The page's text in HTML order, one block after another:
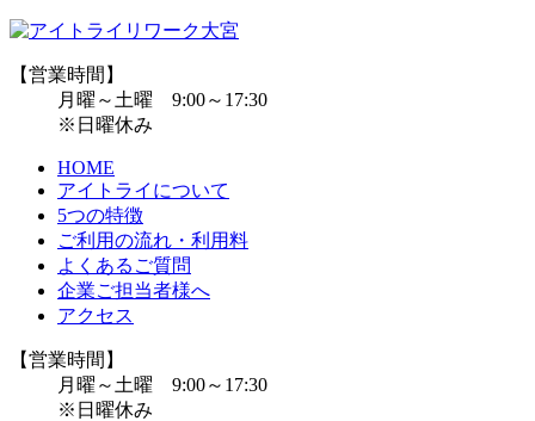
【営業時間】
月曜～土曜 9:00～17:30
※日曜休み
HOME
アイトライについて
5つの特徴
ご利用の流れ・利用料
よくあるご質問
企業ご担当者様へ
アクセス
【営業時間】
月曜～土曜 9:00～17:30
※日曜休み